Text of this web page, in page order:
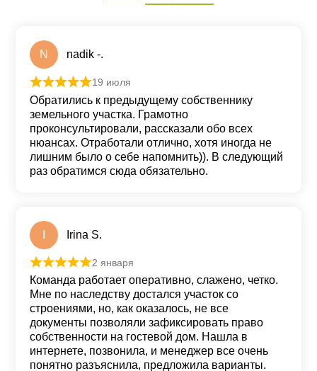
N nadik -.
Оценка
19 июля
Обратились к предыдущему собственнику
земельного участка. Грамотно
проконсультировали, рассказали обо всех
нюансах. Отработали отлично, хотя иногда не
лишним было о себе напомнить)). В следующий
раз обратимся сюда обязательно.
Irina S.
Оценка 5из 5
2 января
Команда работает оперативно, слажено, четко.
Мне по наследству достался участок со
строениями, но, как оказалось, не все
документы позволяли зафиксировать право
собственности на гостевой дом. Нашла в
интернете, позвонила, и менеджер все очень
понятно разъяснила, предложила варианты.